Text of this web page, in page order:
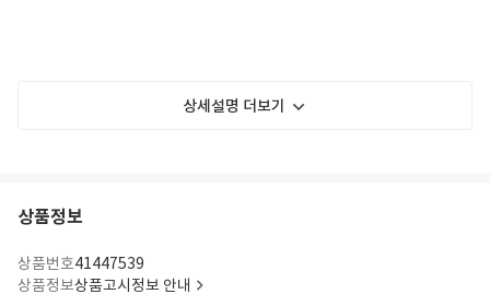
상세설명 더보기
상품정보
상품번호41447539
상품정보상품고시정보 안내